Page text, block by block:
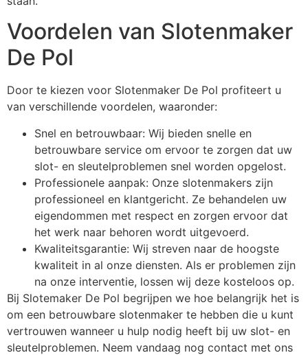
Voordelen van Slotenmaker
De Pol
Door te kiezen voor Slotenmaker De Pol profiteert u
van verschillende voordelen, waaronder:
Snel en betrouwbaar: Wij bieden snelle en
betrouwbare service om ervoor te zorgen dat uw
slot- en sleutelproblemen snel worden opgelost.
Professionele aanpak: Onze slotenmakers zijn
professioneel en klantgericht. Ze behandelen uw
eigendommen met respect en zorgen ervoor dat
het werk naar behoren wordt uitgevoerd.
Kwaliteitsgarantie: Wij streven naar de hoogste
kwaliteit in al onze diensten. Als er problemen zijn
na onze interventie, lossen wij deze kosteloos op.
Bij Slotemaker De Pol begrijpen we hoe belangrijk het is
om een betrouwbare slotenmaker te hebben die u kunt
vertrouwen wanneer u hulp nodig heeft bij uw slot- en
sleutelproblemen. Neem vandaag nog contact met ons